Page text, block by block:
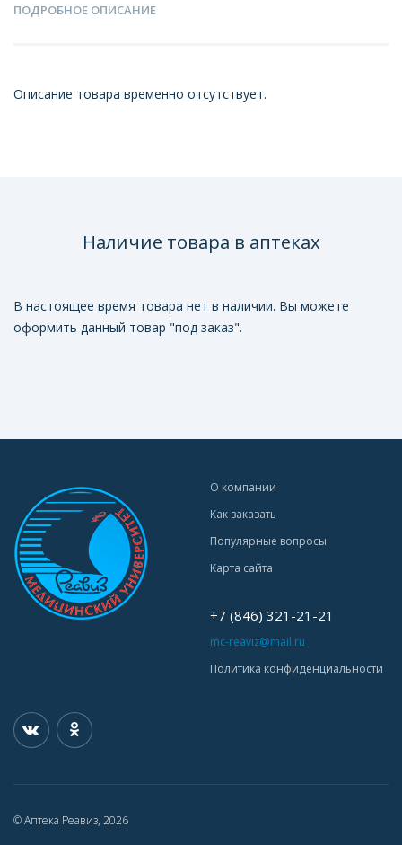
ПОДРОБНОЕ ОПИСАНИЕ
Описание товара временно отсутствует.
Наличие товара в аптеках
В настоящее время товара нет в наличии. Вы можете
оформить данный товар "под заказ".
О компании
Как заказать
Популярные вопросы
Карта сайта
+7 (846) 321-21-21
mc-reaviz@mail.ru
Политика конфиденциальности
© Аптека Реавиз, 2026